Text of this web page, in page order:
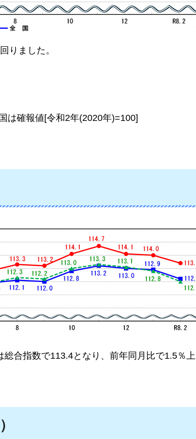
りました。
は確報値[令和2年(2020年)=100]
合指数で113.4となり、前年同月比で1.5％